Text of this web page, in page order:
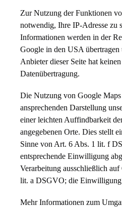
Zur Nutzung der Funktionen
notwendig, Ihre IP-Adresse zu
Informationen werden in der
Google in den USA
Anbieter dieser Seite hat
Datenübertragung.
Die Nutzung von Google
ansprechenden Darstellung
einer leichten Auffindbarkeit
angegebenen Orte. Dies stellt
Sinne von Art. 6 Abs. 1 lit. f
entsprechende Einwilligung
Verarbeitung ausschließlich
lit. a DSGVO; die Einwilligung
Mehr Informationen zum